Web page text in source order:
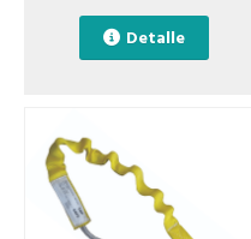
Detalle